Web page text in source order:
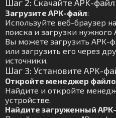
Шаг 2: Скачайте APK-файл
Загрузите APK-файл:
Используйте веб-браузер
поиска и загрузки нужного
Вы можете загрузить APK-
или загрузить его через
источники.
Шаг 3: Установите APK-
Откройте менеджер
Найдите и откройте
устройстве.
Найдите загруженный